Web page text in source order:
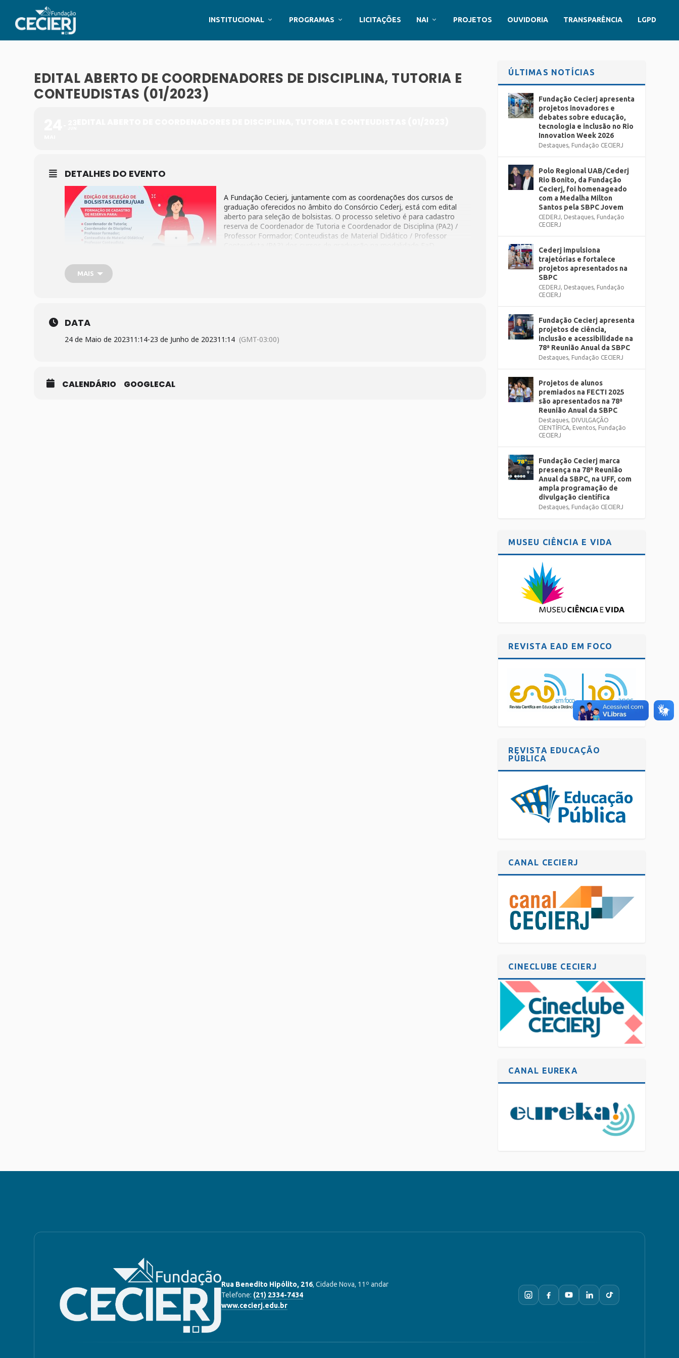
INSTITUCIONAL PROGRAMAS LICITAÇÕES NAI PROJETOS OUVIDORIA TRANSPARÊNCIA LGPD
EDITAL ABERTO DE COORDENADORES DE DISCIPLINA, TUTORIA E
CONTEUDISTAS (01/2023)
DETALHES DO EVENTO
A Fundação Cecierj, juntamente com as coordenações dos cursos de
graduação oferecidos no âmbito do Consórcio Cederj, está com edital
aberto para seleção de bolsistas. O processo seletivo é para cadastro
reserva de Coordenador de Tutoria e Coordenador de Disciplina (PA2) /
Professor Formador; Conteudistas de Material Didático / Professor
inscrição.
MAIS
DATA
24 de Maio de 202311:14-23 de Junho de 202311:14 (GMT-03:00)
CALENDÁRIO GOOGLECAL
ÚLTIMAS NOTÍCIAS
Fundação Cecierj apresenta
projetos inovadores e
debates sobre educação,
tecnologia e inclusão no Rio
Innovation Week 2026
Destaques, Fundação CECIERJ
Polo Regional UAB/Cederj
Rio Bonito, da Fundação
Cecierj, foi homenageado
com a Medalha Milton
Santos pela SBPC Jovem
CEDERJ, Destaques, Fundação
CECIERJ
Cederj impulsiona
trajetórias e fortalece
projetos apresentados na
SBPC
CEDERJ, Destaques, Fundação
CECIERJ
Fundação Cecierj apresenta
projetos de ciência,
inclusão e acessibilidade na
78ª Reunião Anual da SBPC
Destaques, Fundação CECIERJ
Projetos de alunos
premiados na FECTI 2025
são apresentados na 78ª
Reunião Anual da SBPC
Destaques, DIVULGAÇÃO
CIENTÍFICA, Eventos, Fundação
CECIERJ
Fundação Cecierj marca
presença na 78ª Reunião
Anual da SBPC, na UFF, com
ampla programação de
divulgação científica
Destaques, Fundação CECIERJ
MUSEU CIÊNCIA E VIDA
REVISTA EAD EM FOCO
REVISTA EDUCAÇÃO
PÚBLICA
CANAL CECIERJ
CINECLUBE CECIERJ
CANAL EUREKA
Rua Benedito Hipólito, 216, Cidade Nova, 11º andar
Telefone: (21) 2334-7434
www.cecierj.edu.br